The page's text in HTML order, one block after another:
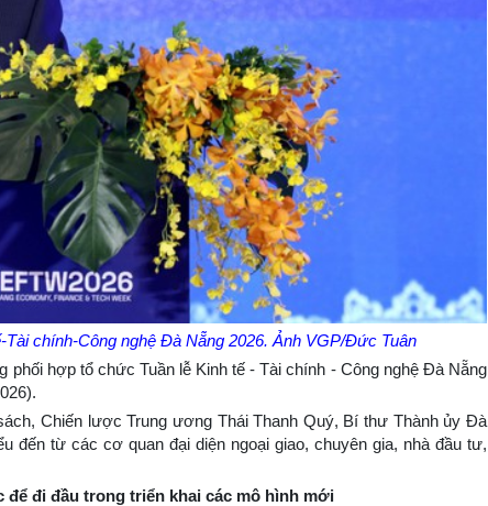
chính-Công nghệ Đà Nẵng 2026. Ảnh VGP/Đức Tuân
hợp tổ chức Tuần lễ Kinh tế - Tài chính - Công nghệ Đà Nẵng
Chiến lược Trung ương Thái Thanh Quý, Bí thư Thành ủy Đà
đến từ các cơ quan đại diện ngoại giao, chuyên gia, nhà đầu tư,
đi đầu trong triển khai các mô hình mới